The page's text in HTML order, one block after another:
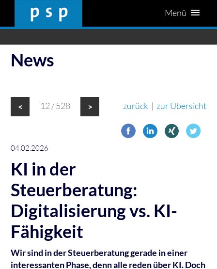
Menü
News
< 12 / 528 > zurück | zur Übersicht
04.02.2026
KI in der
Steuerberatung:
Digitalisierung vs. KI-
Fähigkeit
Wir sind in der Steuerberatung gerade in einer
interessanten Phase, denn alle reden über KI. Doch